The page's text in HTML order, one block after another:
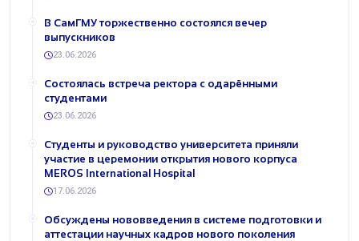
В СамГМУ торжественно состоялся вечер
выпускников
23.06.2026
Состоялась встреча ректора с одарёнными
студентами
23.06.2026
Студенты и руководство университета приняли
участие в церемонии открытия нового корпуса
MEROS International Hospital
17.06.2026
Обсуждены нововведения в системе подготовки и
аттестации научных кадров нового поколения